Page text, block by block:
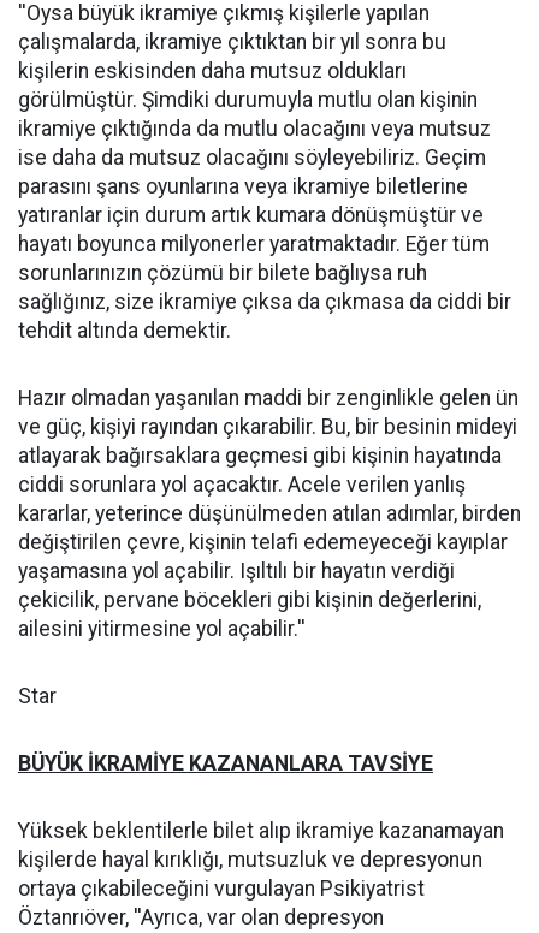
''Oysa büyük ikramiye çıkmış kişilerle yapılan
çalışmalarda, ikramiye çıktıktan bir yıl sonra bu
kişilerin eskisinden daha mutsuz oldukları
görülmüştür. Şimdiki durumuyla mutlu olan kişinin
ikramiye çıktığında da mutlu olacağını veya mutsuz
ise daha da mutsuz olacağını söyleyebiliriz. Geçim
parasını şans oyunlarına veya ikramiye biletlerine
yatıranlar için durum artık kumara dönüşmüştür ve
hayatı boyunca milyonerler yaratmaktadır. Eğer tüm
sorunlarınızın çözümü bir bilete bağlıysa ruh
sağlığınız, size ikramiye çıksa da çıkmasa da ciddi bir
tehdit altında demektir.
Hazır olmadan yaşanılan maddi bir zenginlikle gelen ün
ve güç, kişiyi rayından çıkarabilir. Bu, bir besinin mideyi
atlayarak bağırsaklara geçmesi gibi kişinin hayatında
ciddi sorunlara yol açacaktır. Acele verilen yanlış
kararlar, yeterince düşünülmeden atılan adımlar, birden
değiştirilen çevre, kişinin telafi edemeyeceği kayıplar
yaşamasına yol açabilir. Işıltılı bir hayatın verdiği
çekicilik, pervane böcekleri gibi kişinin değerlerini,
ailesini yitirmesine yol açabilir.''
Star
BÜYÜK İKRAMİYE KAZANANLARA TAVSİYE
Yüksek beklentilerle bilet alıp ikramiye kazanamayan
kişilerde hayal kırıklığı, mutsuzluk ve depresyonun
ortaya çıkabileceğini vurgulayan Psikiyatrist
Öztanrıöver, ''Ayrıca, var olan depresyon